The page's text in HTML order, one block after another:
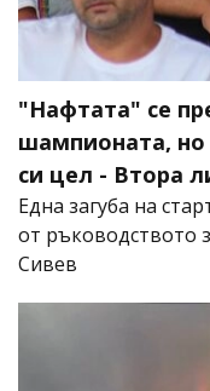
"Нафтата" се
шампионата, но
си цел - Втора
Една загуба на
от ръководството
Сивев